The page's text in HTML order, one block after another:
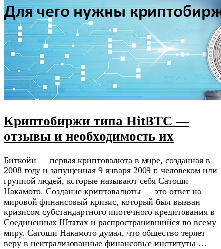
Криптобиржи типа HitBTC —
отзывы и необходимость их
Биткойн — первая криптовалюта в мире, созданная в
2008 году и запущенная 9 января 2009 г. человеком или
группой людей, которые называют себя Сатоши
Накамото. Создание криптовалюты — это ответ на
мировой финансовый кризис, который был вызван
кризисом субстандартного ипотечного кредитования в
Соединенных Штатах и распространившийся по всему
миру. Сатоши Накамото думал, что общество теряет
веру в централизованные финансовые институты …